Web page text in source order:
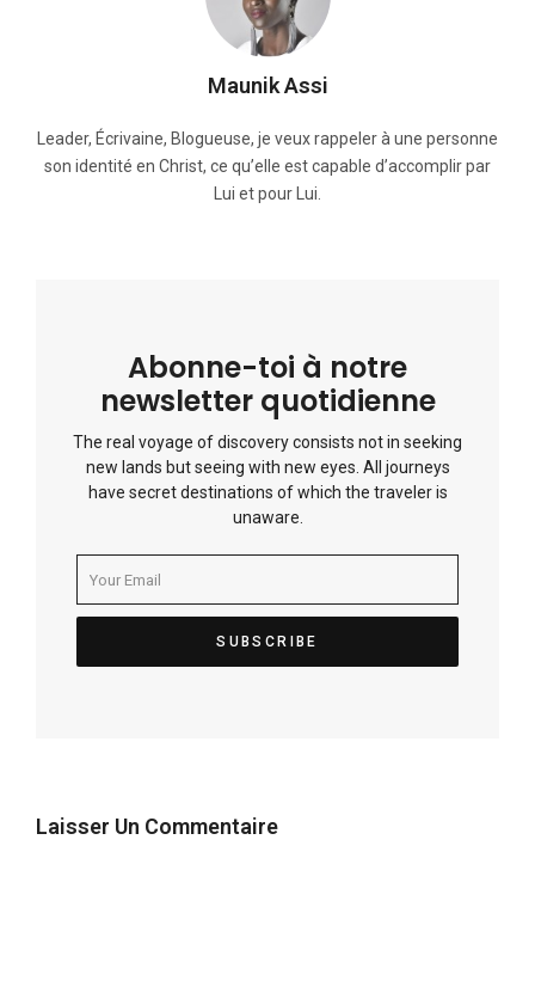
Maunik Assi
Leader, Écrivaine, Blogueuse, je veux rappeler à une personne
son identité en Christ, ce qu’elle est capable d’accomplir par
Lui et pour Lui.
Abonne-toi à notre
newsletter quotidienne
The real voyage of discovery consists not in seeking
new lands but seeing with new eyes. All journeys
have secret destinations of which the traveler is
unaware.
Laisser Un Commentaire